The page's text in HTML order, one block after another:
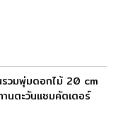
รวมพุ่มดอกไม้ 20 cm
นตะวันแซมคัตเตอร์